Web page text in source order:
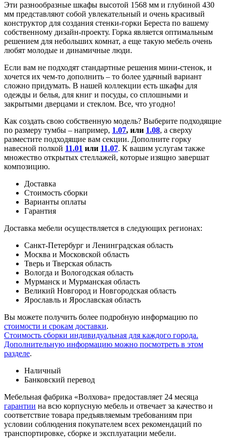
Эти разнообразные шкафы высотой 1568 мм и глубиной 430
мм представляют собой увлекательный и очень красивый
конструктор для создания стенки-горки Береста по вашему
собственному дизайн-проекту. Горка является оптимальным
решением для небольших комнат, а еще такую мебель очень
любят молодые и динамичные люди.
Если вам не подходят стандартные решения мини-стенок, и
хочется их чем-то дополнить – то более удачный вариант
сложно придумать. В нашей коллекции есть шкафы для
одежды и белья, для книг и посуды, со сплошными и
закрытыми дверцами и стеклом. Все, что угодно!
Как создать свою собственную модель? Выберите подходящие
по размеру тумбы – например, 1.07, или 1.08, а сверху
разместите подходящие вам секции. Дополните горку
навесной полкой 11.01 или 11.07. К вашим услугам также
множество открытых стеллажей, которые изящно завершат
композицию.
Доставка
Стоимость сборки
Варианты оплаты
Гарантия
Доставка мебели осуществляется в следующих регионах:
Санкт-Петербург и Ленинградская область
Москва и Московской область
Тверь и Тверская область
Вологда и Вологодская область
Мурманск и Мурманская область
Великий Новгород и Новгородская область
Ярославль и Ярославская область
Вы можете получить более подробную информацию по
стоимости и срокам доставки.
Стоимость сборки индивидуальная для каждого города.
Дополнительную информацию можно посмотреть в этом
разделе.
Наличный
Банковский перевод
Мебельная фабрика «Волхова» предоставляет 24 месяца
гарантии на всю корпусную мебель и отвечает за качество и
соответствие товара предъяв­ляе­мым требованиям при
условии соблюдения покупателем всех рекомендаций по
транспорти­ровке, сборке и эксплуатации мебели.